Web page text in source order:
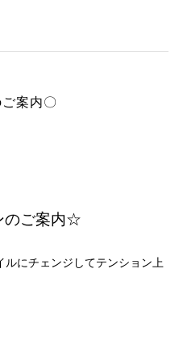
案内〇
のご案内☆
にチェンジしてテンション上